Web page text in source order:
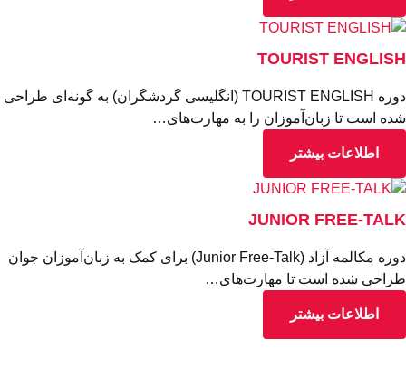
TOURIST
دوره TOURIST ENGLISH (انگلیسی گردشگران) به گونه‌ای طراحی
است تا زبان‌آموزان را به مهارت‌های…
اطلاعات بیشتر
JUNIOR FREE-
دوره مکالمه آزاد (Junior Free-Talk) برای کمک به زبان‌آموزان جوان
شده است تا مهارت‌های…
اطلاعات بیشتر